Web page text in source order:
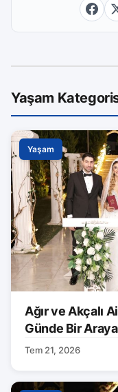
Yaşam
Yaşam
Ağır ve Akçalı
Günde Bir
Tem 21, 2026